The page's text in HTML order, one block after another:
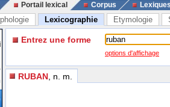
Portail lexical Corpus
Lexicographie Etymologie
Entrez une forme
options d'affichage
RUBAN , n. m.